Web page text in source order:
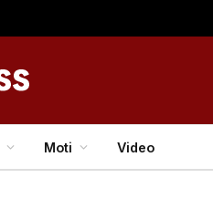
Moti Video